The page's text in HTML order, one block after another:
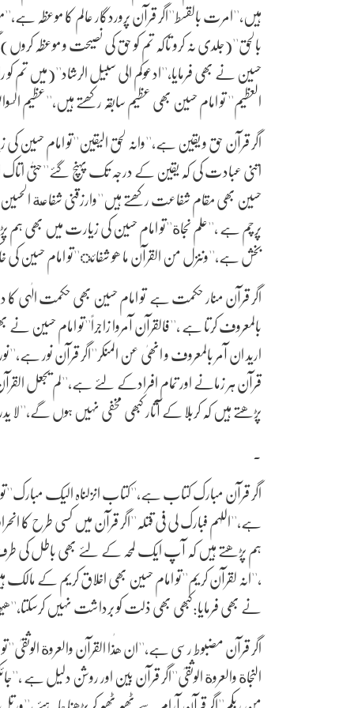
ہیں،''امرت بالقسط''اگر قرآن پروردگار عالم کا موعظہ
بالحق''(جلدی نہ کرو تاکہ تم کو حق کی نصیحت و موعظہ
حسین نے بھی فرمایا،''ادعوکم الی سبیل الرشاد''(میں
العظیم'' تو امام حسین بھی عظیم سابقہ رکھتے ہیں،''عظیم
اگر قرآن حق و یقین ہے،''وانہ لحق الیقین''تو امام
اتنی عبادت کی کہ یقین کے درجہ تک پہنچ گئے''حتیٰ اتاک
حسین بھی مقام شفاعت رکھتے ہیں''وارزقنی شفاعة
پرچم ہے ،''علم نجاة''تو امام حسین کی زیارت میں بھی ہم
بخش ہے،''وننزل من القرآن ما ھو شفائ''تو امام حسین
اگر قرآن منار حکمت ہے تو امام حسین بھی حکمت الٰہی
بالمعروف کرتا ہے ،''فالقرآن آمروا زاجراً''تو امام حسین
ارید ان آمر بالمعروف و انھیٰ عن المنکر''اگر قرآن نور
قرآن ہر زمانے اور تمام افرادکے لئے ہے،''لم یجعل
پڑھتے ہیں کہ کربلا کے آثار کبھی مخفی نہیں ہوں گے،''لا
۔
اگر قرآن مبارک کتاب ہے،''کتاب انزلناہ الیک
ہے،''اللہم فبارک لی فی قتلہ''اگر قرآن میں کسی طرح
ہم پڑھتے ہیں کہ آپ ایک لمحہ کے لئے بھی باطل کی
،''انہ لقرآن کریم''تو امام حسین بھی اخلاق کریم کے مالک
نے بھی فرمایا:کبھی بھی ذلت کو برداشت نہیں
اگر قرآن مضبوط رسی ہے،''ان ھٰذا القرآن والعروة
النجاة والعروة الوثقیٰ''اگر قرآن بین اور روشن دلیل ہے